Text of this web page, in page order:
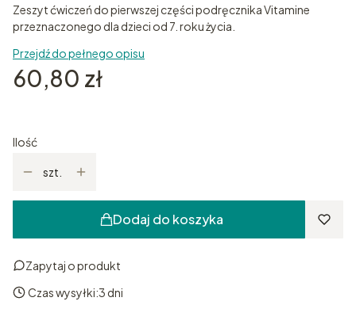
Zeszyt ćwiczeń do pierwszej części podręcznika Vitamine
przeznaczonego dla dzieci od 7. roku życia.
Przejdź do pełnego opisu
Cena
60,80 zł
Ilość
szt.
Dodaj do koszyka
Zapytaj o produkt
Czas wysyłki:3 dni